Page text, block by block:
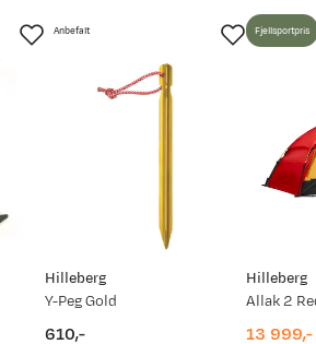
Hilleberg
Y-Peg Gold
Anbefalt
610,-
Hilleberg
Allak 2
Fjellsportpris
13 999,-